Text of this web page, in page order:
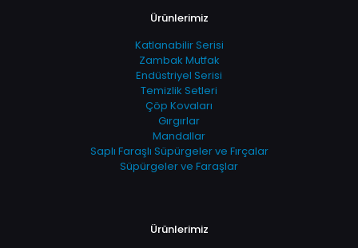
Ürünlerimiz
Katlanabilir Serisi
Zambak Mutfak
Endüstriyel Serisi
Temizlik Setleri
Çöp Kovaları
Gırgırlar
Mandallar
Saplı Faraşlı Süpürgeler ve Fırçalar
Süpürgeler ve Faraşlar
Ürünlerimiz